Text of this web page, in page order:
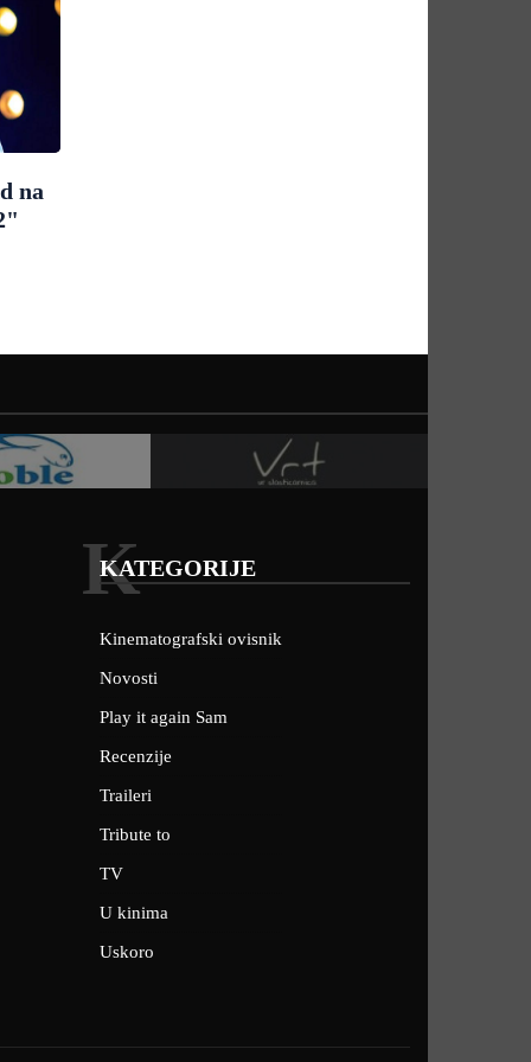
na
KATEGORIJE
K
Kinematografski ovisnik
Novosti
Play it again Sam
Recenzije
Traileri
Tribute to
TV
U kinima
Uskoro